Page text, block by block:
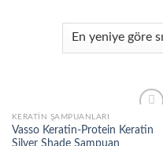
Add to
wishlist
KERATIN ŞAMPUANLARI
Vasso Keratin-Protein Keratin
Silver Shade Şampuan